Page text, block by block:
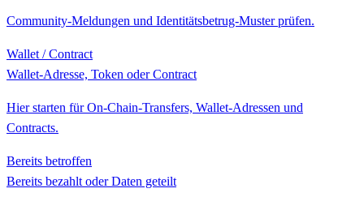
Community-Meldungen und Identitätsbetrug-Muster prüfen.
Wallet / Contract
Wallet-Adresse, Token oder Contract
Hier starten für On-Chain-Transfers, Wallet-Adressen und
Contracts.
Bereits betroffen
Bereits bezahlt oder Daten geteilt